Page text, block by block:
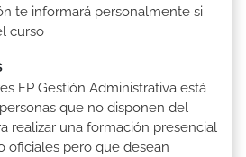
te informará personalmente si
curso
FP Gestión Administrativa está
que no disponen del
realizar una formación presencial
oficiales pero que desean